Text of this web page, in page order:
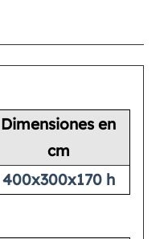
Dimensiones en
cm
400x300x170 h